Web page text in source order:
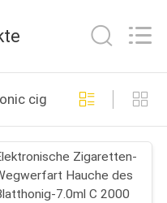
cigarette online
Zigaretten-
Hauche des
7.0ml C 2000